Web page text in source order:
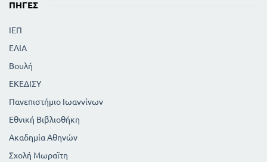
ΠΗΓΈΣ
ΙΕΠ
ΕΛΙΑ
Βουλή
ΕΚΕΔΙΣΥ
Πανεπιστήμιο Ιωαννίνων
Εθνική Βιβλιοθήκη
Ακαδημία Αθηνών
Σχολή Μωραϊτη